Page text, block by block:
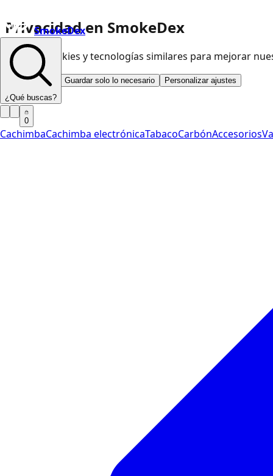
Privacidad en SmokeDex
Usamos cookies y tecnologías similares para mejorar
Aceptar todo Guardar solo lo necesario Personalizar ajustes
SmokeDex
¿Qué buscas?
0
CachimbaCachimba electrónicaTabacoCarbónAccesorios